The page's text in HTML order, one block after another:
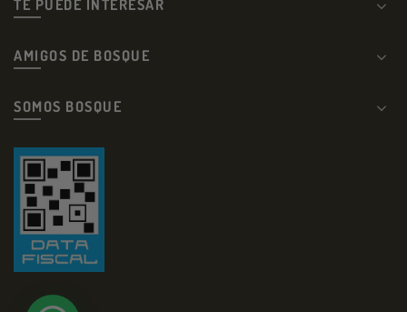
TE PUEDE INTERESAR
AMIGOS DE BOSQUE
SOMOS BOSQUE